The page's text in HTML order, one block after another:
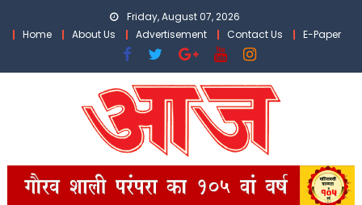
Friday, August 07, 2026
Home
About Us Advertisement Contact Us E-Paper